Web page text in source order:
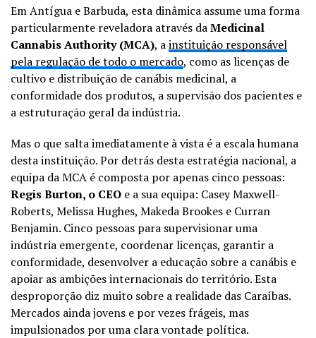
Em Antígua e Barbuda, esta dinâmica assume uma forma
particularmente reveladora através daMedicinal
Cannabis Authority (MCA), ainstituição responsável
pela regulação de todo o mercado, como as licenças de
cultivo e distribuição de canábis medicinal, a
conformidade dos produtos, a supervisão dos pacientes e
a estruturação geral da indústria.
Mas o que salta imediatamente à vista é a escala humana
desta instituição. Por detrás desta estratégia nacional, a
equipa da MCA é composta por apenas cinco pessoas:
Regis Burton, o CEO e a sua equipa: Casey Maxwell-
Roberts, Melissa Hughes, Makeda Brookes e Curran
Benjamin. Cinco pessoas para supervisionar uma
indústria emergente, coordenar licenças, garantir a
conformidade, desenvolver a educação sobre a canábis e
apoiar as ambições internacionais do território. Esta
desproporção diz muito sobre a realidade das Caraíbas.
Mercados ainda jovens e por vezes frágeis, mas
impulsionados por uma clara vontade política.